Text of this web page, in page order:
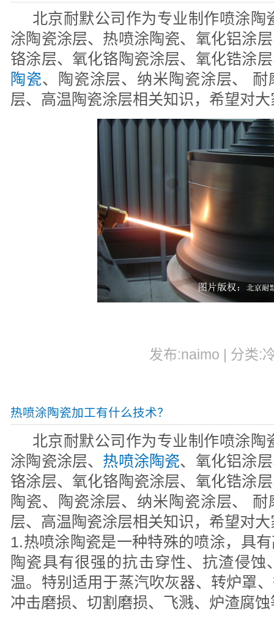
北京耐默公司作为专业制作喷涂陶
涂陶瓷涂层、热喷涂陶瓷、氧化铝涂
铬涂层、氧化铬陶瓷涂层、氧化锆涂
陶瓷、陶瓷涂层、纳米陶瓷涂层、
层、高温陶瓷涂层相关知识，希望对
发布:naimo | 分类:
热喷涂陶瓷加工有什么技术？
北京耐默公司作为专业制作喷涂陶
涂陶瓷涂层、 热喷涂陶瓷、氧化铝涂
铬涂层、氧化铬陶瓷涂层、氧化锆涂
陶瓷、陶瓷涂层、纳米陶瓷涂层、
层、高温陶瓷涂层相关知识，希望对
1.热喷涂陶瓷是一种特殊的喷涂，具
陶瓷具有很强的抗击穿性、抗渣侵
温。特别适用于蒸汽吹灰器、转炉罩
冲击磨损、切割磨损、飞溅、炉渣腐